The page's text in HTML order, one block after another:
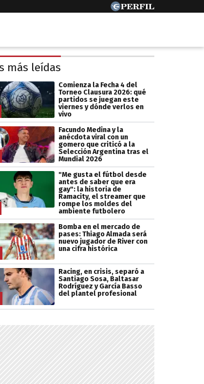
más leídas
Comienza la Fecha 4 del
Torneo Clausura 2026: qué
partidos se juegan este
viernes y dónde verlos en
vivo
Facundo Medina y la
anécdota viral con un
gomero que criticó a la
Selección Argentina tras el
Mundial 2026
"Me gusta el fútbol desde
antes de saber que era
gay": la historia de
Ramacity, el streamer que
rompe los moldes del
ambiente futbolero
Bomba en el mercado de
pases: Thiago Almada será
nuevo jugador de River con
una cifra histórica
Racing, en crisis, separó a
Santiago Sosa, Baltasar
Rodríguez y García Basso
del plantel profesional